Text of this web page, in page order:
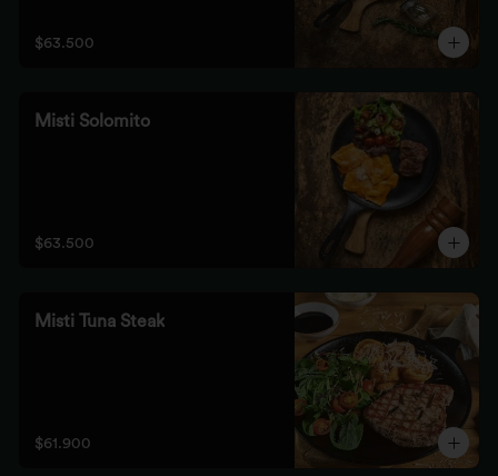
$63.500
Misti Solomito
$63.500
Misti Tuna Steak
$61.900